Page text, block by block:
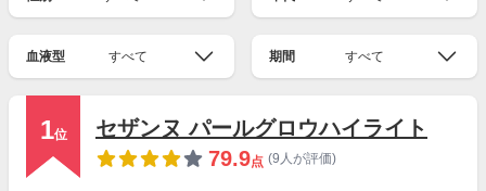
血液型 すべて 期間 すべて
1位
セザンヌ パールグロウハイライト
79.9点 (9人が評価)